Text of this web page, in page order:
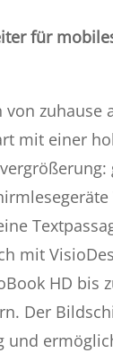
für
von zuhause
mit einer
mit
HD bis
Der
und